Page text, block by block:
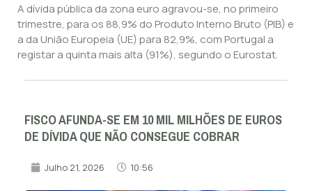
A dívida pública da zona euro agravou-se, no primeiro
trimestre, para os 88,9% do Produto Interno Bruto (PIB) e
a da União Europeia (UE) para 82,9%, com Portugal a
registar a quinta mais alta (91%), segundo o Eurostat.
FISCO AFUNDA-SE EM 10 MIL MILHÕES DE EUROS
DE DÍVIDA QUE NÃO CONSEGUE COBRAR
Julho 21, 2026 10:56